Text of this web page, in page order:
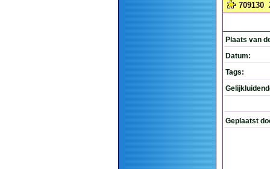
709130
Plaats van
Datum:
Tags:
Geplaatst